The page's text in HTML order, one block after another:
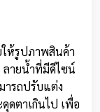
ให้รูปภาพสินค้า
ลายน้ำที่มีดีไซน์
ารถปรับแต่ง
ดตาเกินไป เพื่อ